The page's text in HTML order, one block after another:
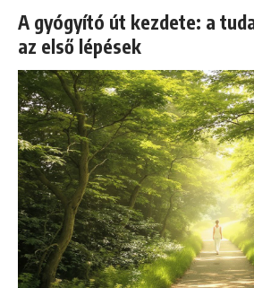
A gyógyító út kezdete: a
az első lépések